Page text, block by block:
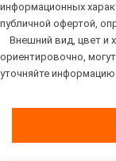
информационных
публичной офертой,
Внешний вид, цвет и
ориентировочно,
уточняйте